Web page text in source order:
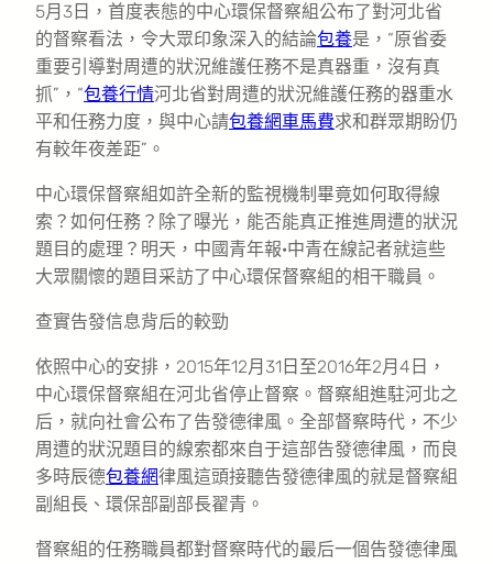
5月3日，首度表態的中心環保督察組公布了對河北省
的督察看法，令大眾印象深入的結論包養是，“原省委
重要引導對周遭的狀況維護任務不是真器重，沒有真
抓”，“包養行情河北省對周遭的狀況維護任務的器重水
平和任務力度，與中心請包養網車馬費求和群眾期盼仍
有較年夜差距”。
中心環保督察組如許全新的監視機制畢竟如何取得線
索？如何任務？除了曝光，能否能真正推進周遭的狀況
題目的處理？明天，中國青年報·中青在線記者就這些
大眾關懷的題目采訪了中心環保督察組的相干職員。
查實告發信息背后的較勁
依照中心的安排，2015年12月31日至2016年2月4日，
中心環保督察組在河北省停止督察。督察組進駐河北之
后，就向社會公布了告發德律風。全部督察時代，不少
周遭的狀況題目的線索都來自于這部告發德律風，而良
多時辰德包養網律風這頭接聽告發德律風的就是督察組
副組長、環保部副部長翟青。
督察組的任務職員都對督察時代的最后一個告發德律風